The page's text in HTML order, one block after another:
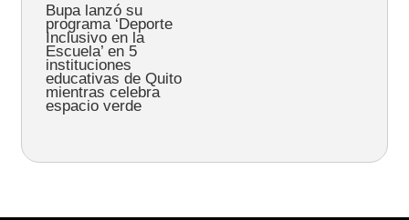
Bupa lanzó su
programa ‘Deporte
Inclusivo en la
Escuela’ en 5
instituciones
educativas de Quito
mientras celebra
espacio verde